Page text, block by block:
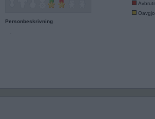
Personbeskrivning
-